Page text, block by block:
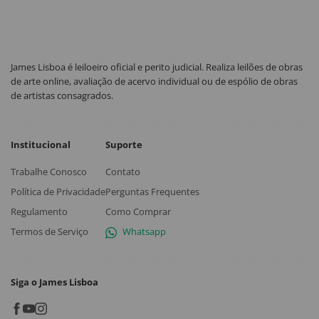
James Lisboa é leiloeiro oficial e perito judicial. Realiza leilões de obras
de arte online, avaliação de acervo individual ou de espólio de obras
de artistas consagrados.
Institucional
Trabalhe Conosco
Política de Privacidade
Regulamento
Termos de Serviço
Suporte
Contato
Perguntas Frequentes
Como Comprar
Whatsapp
Siga o James Lisboa